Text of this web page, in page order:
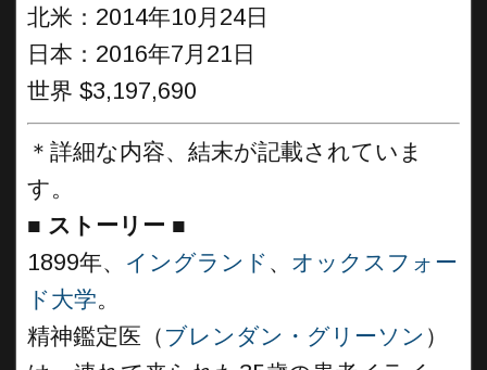
北米：2014年10月24日
日本：2016年7月21日
世界 $3,197,690
＊詳細な内容、結末が記載されていま
す。
■ ストーリー ■
1899年、 イングランド 、 オックスフォー
ド大学。
精神鑑定医（ ブレンダン・グリーソン ）